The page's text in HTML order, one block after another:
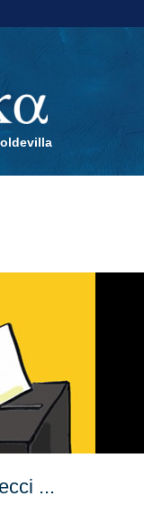
...